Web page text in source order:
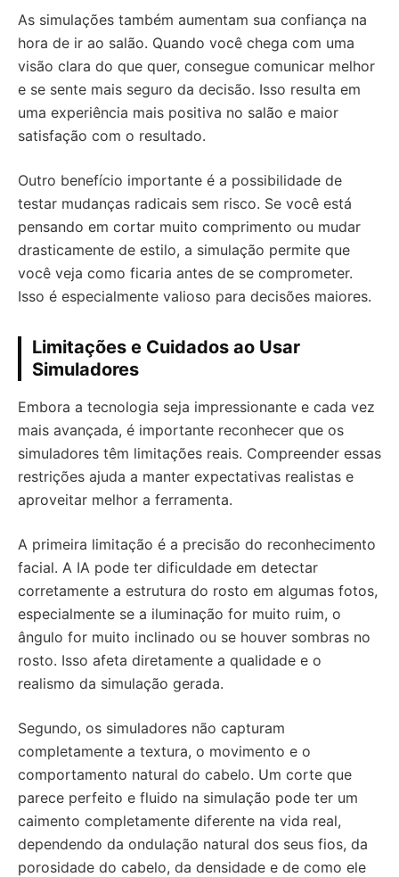
As simulações também aumentam sua confiança na
hora de ir ao salão. Quando você chega com uma
visão clara do que quer, consegue comunicar melhor
e se sente mais seguro da decisão. Isso resulta em
uma experiência mais positiva no salão e maior
satisfação com o resultado.
Outro benefício importante é a possibilidade de
testar mudanças radicais sem risco. Se você está
pensando em cortar muito comprimento ou mudar
drasticamente de estilo, a simulação permite que
você veja como ficaria antes de se comprometer.
Isso é especialmente valioso para decisões maiores.
Limitações e Cuidados ao Usar
Simuladores
Embora a tecnologia seja impressionante e cada vez
mais avançada, é importante reconhecer que os
simuladores têm limitações reais. Compreender essas
restrições ajuda a manter expectativas realistas e
aproveitar melhor a ferramenta.
A primeira limitação é a precisão do reconhecimento
facial. A IA pode ter dificuldade em detectar
corretamente a estrutura do rosto em algumas fotos,
especialmente se a iluminação for muito ruim, o
ângulo for muito inclinado ou se houver sombras no
rosto. Isso afeta diretamente a qualidade e o
realismo da simulação gerada.
Segundo, os simuladores não capturam
completamente a textura, o movimento e o
comportamento natural do cabelo. Um corte que
parece perfeito e fluido na simulação pode ter um
caimento completamente diferente na vida real,
dependendo da ondulação natural dos seus fios, da
porosidade do cabelo, da densidade e de como ele